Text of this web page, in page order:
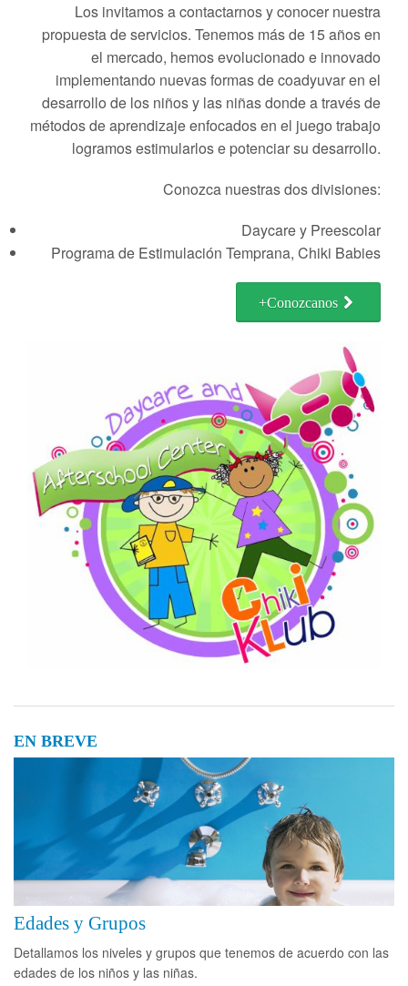
Los invitamos a contactarnos y conocer nuestra
propuesta de servicios. Tenemos más de 15 años en
el mercado, hemos evolucionado e innovado
implementando nuevas formas de coadyuvar en el
desarrollo de los niños y las niñas donde a través de
métodos de aprendizaje enfocados en el juego trabajo
logramos estimularlos e potenciar su desarrollo.
Conozca nuestras dos divisiones:
Daycare y Preescolar
Programa de Estimulación Temprana, Chiki Babies
+Conozcanos
EN BREVE
Edades y Grupos
Detallamos los niveles y grupos que tenemos de acuerdo con las
edades de los niños y las niñas.